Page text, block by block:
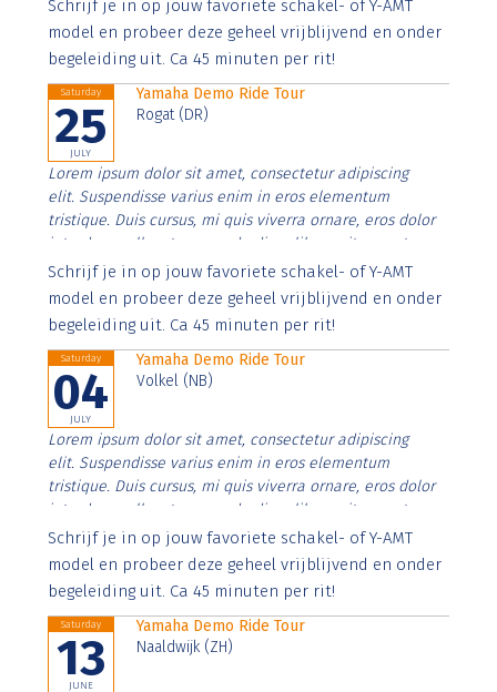
imperdiet. Nunc ut sem vitae risus tristique posuere.
Schrijf je in op jouw favoriete schakel- of Y-AMT
model en probeer deze geheel vrijblijvend en onder
begeleiding uit. Ca 45 minuten per rit!
Saturday
25
JULY
Yamaha Demo Ride Tour
Rogat (DR)
Lorem ipsum dolor sit amet, consectetur adipiscing
elit. Suspendisse varius enim in eros elementum
tristique. Duis cursus, mi quis viverra ornare, eros dolor
interdum nulla, ut commodo diam libero vitae erat.
Aenean faucibus nibh et justo cursus id rutrum lorem
imperdiet. Nunc ut sem vitae risus tristique posuere.
Schrijf je in op jouw favoriete schakel- of Y-AMT
model en probeer deze geheel vrijblijvend en onder
begeleiding uit. Ca 45 minuten per rit!
Saturday
04
JULY
Yamaha Demo Ride Tour
Volkel (NB)
Lorem ipsum dolor sit amet, consectetur adipiscing
elit. Suspendisse varius enim in eros elementum
tristique. Duis cursus, mi quis viverra ornare, eros dolor
interdum nulla, ut commodo diam libero vitae erat.
Aenean faucibus nibh et justo cursus id rutrum lorem
imperdiet. Nunc ut sem vitae risus tristique posuere.
Schrijf je in op jouw favoriete schakel- of Y-AMT
model en probeer deze geheel vrijblijvend en onder
begeleiding uit. Ca 45 minuten per rit!
Saturday
13
JUNE
Yamaha Demo Ride Tour
Naaldwijk (ZH)